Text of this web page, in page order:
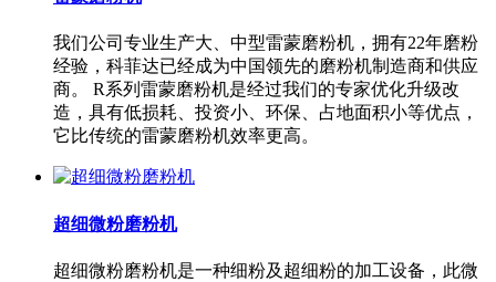
我们公司专业生产大、中型雷蒙磨粉机，拥有22年磨粉
经验，科菲达已经成为中国领先的磨粉机制造商和供应
商。 R系列雷蒙磨粉机是经过我们的专家优化升级改
造，具有低损耗、投资小、环保、占地面积小等优点，
它比传统的雷蒙磨粉机效率更高。
超细微粉磨粉机
超细微粉磨粉机是一种细粉及超细粉的加工设备，此微